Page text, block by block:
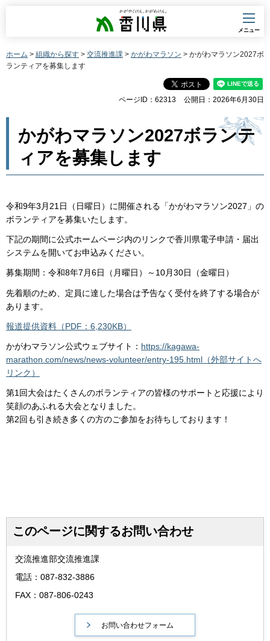
香川県
メニュー
ホーム > 組織から探す > 交流推進課 > かがわマラソン > かがわマラソン2027ボ
ランティアを募集します
ページID：62313 公開日：2026年6月30日
かがわマラソン2027ボランテ
ィアを募集します
令和9年3月21日（日曜日）に開催される「かがわマラソン2027」の
ボランティアを募集いたします。
下記の期間に公式ホームページ内のリンクで香川県電子申請・届出
システムを開いてお申込みください。
募集期間：令和8年7月6日（月曜日）～10月30日（金曜日）
先着順のため、定員に達した場合は予告なく受付を終了する場合が
あります。
報道提供資料（PDF：6,230KB）
かがわマラソン公式ウェブサイト： https://kagawa-
marathon.com/news/news-volunteer/entry-195.html（外部サイトへ
リンク）
第1回大会はたくさんのボランティアの皆様のサポートと応援により
笑顔のあふれる大会となりました。
第2回も引き続き多くの方のご参加をお待ちしております！
このページに関するお問い合わせ
交流推進部交流推進課
電話：087-832-3886
FAX：087-806-0243